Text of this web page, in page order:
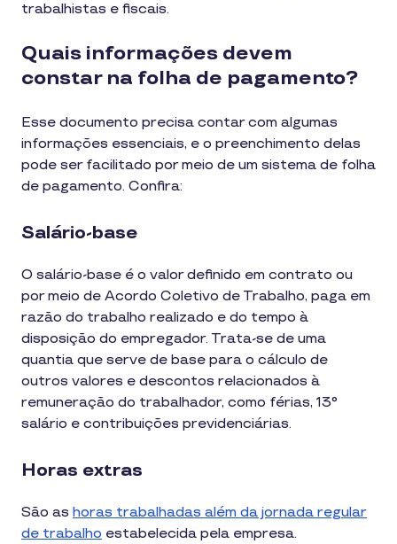
trabalhistas e fiscais.
Quais informações devem
constar na folha de pagamento?
Esse documento precisa contar com algumas
informações essenciais, e o preenchimento delas
pode ser facilitado por meio de um sistema de folha
de pagamento. Confira:
Salário-base
O salário-base é o valor definido em contrato ou
por meio de Acordo Coletivo de Trabalho, paga em
razão do trabalho realizado e do tempo à
disposição do empregador. Trata-se de uma
quantia que serve de base para o cálculo de
outros valores e descontos relacionados à
remuneração do trabalhador, como férias, 13°
salário e contribuições previdenciárias.
Horas extras
São as horas trabalhadas além da jornada regular
de trabalho estabelecida pela empresa.